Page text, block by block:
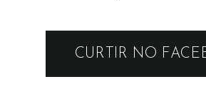
CURTIR NO